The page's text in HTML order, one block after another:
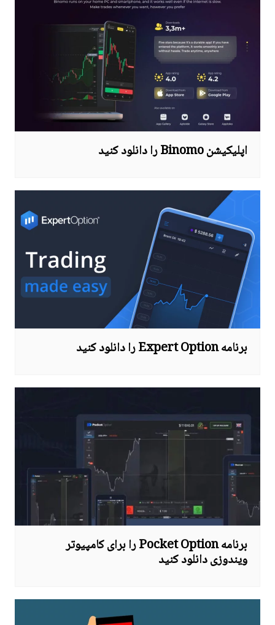
اپلیکیشن Binomo را دانلود کنید
برنامه Expert Option را دانلود کنید
برنامه Pocket Option را برای کامپیوتر
ویندوزی دانلود کنید